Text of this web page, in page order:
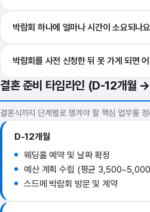
박람회 하나에 얼마나 시간이 소요되나
박람회를 사전 신청한 뒤 못 가게 되면
결혼 준비 타임라인 (D-12개월
결혼식까지 단계별로 챙겨야 할 핵심 업무를
D-12개월
웨딩홀 예약 및 날짜 확정
예산 계획 수립 (평균
스드메 박람회 방문 및 계약